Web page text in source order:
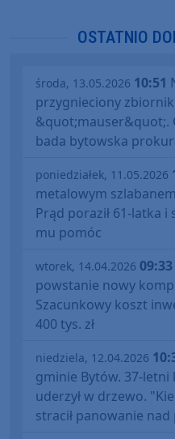
OSTATNIO
środa, 13.05.2026 10:51
przygnieciony
&quot;mauser&quot;.
bada bytowska
poniedziałek, 11.05.2026
metalowym
Prąd poraził 61-latka
mu pomóc
wtorek, 14.04.2026 09:33
powstanie nowy
Szacunkowy koszt
400 tys. zł
niedziela, 12.04.2026
gminie Bytów. 37-letni
uderzył w drzewo.
stracił panowanie